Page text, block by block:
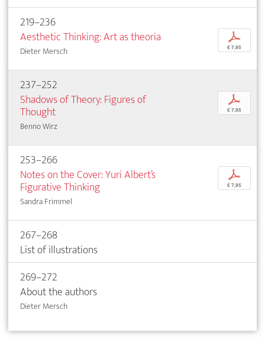
219–236
Aesthetic Thinking: Art as theoria
Dieter Mersch
p
€ 7,95
237–252
Shadows of Theory: Figures of
Thought
Benno Wirz
p
€ 7,95
253–266
Notes on the Cover: Yuri Albert’s
Figurative Thinking
Sandra Frimmel
p
€ 7,95
267–268
List of illustrations
269–272
About the authors
Dieter Mersch